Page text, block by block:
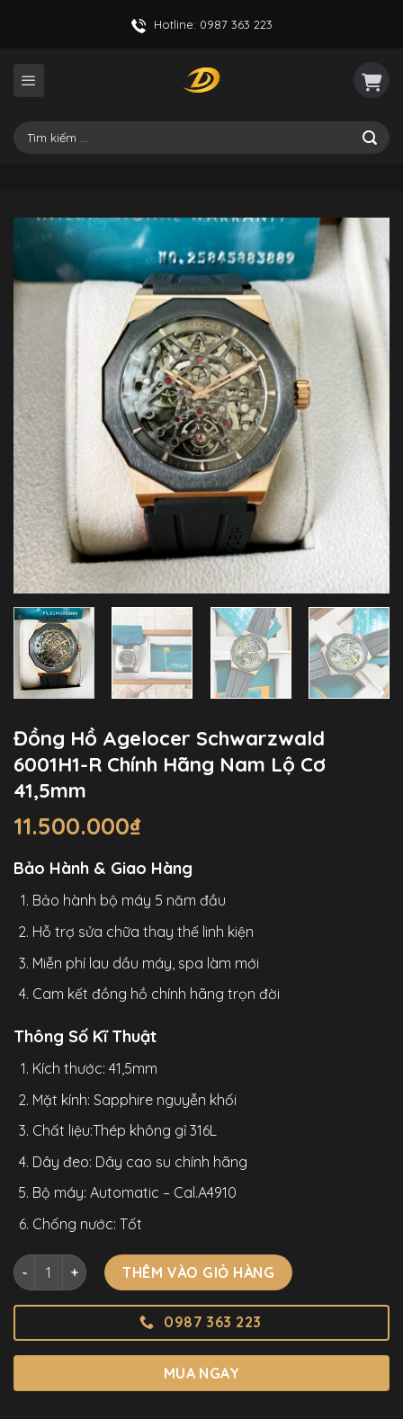
Hotline: 0987 363 223
Tìm
kiếm:
Đồng Hồ Agelocer Schwarzwald
6001H1-R Chính Hãng Nam Lộ Cơ
41,5mm
11.500.000₫
Bảo Hành & Giao Hàng
Bảo hành bộ máy 5 năm đầu
Hỗ trợ sửa chữa thay thế linh kiện
Miễn phí lau dầu máy, spa làm mới
Cam kết đồng hồ chính hãng trọn đời
Thông Số Kĩ Thuật
Kích thước: 41,5mm
Mặt kính: Sapphire nguyễn khối
Chất liệu:Thép không gỉ 316L
Dây đeo: Dây cao su chính hãng
Bộ máy: Automatic – Cal.A4910
Chống nước: Tốt
Đồng Hồ Agelocer Schwarzwald 6001H1-R Chính Hãng Nam
THÊM VÀO GIỎ HÀNG
0987 363 223
MUA NGAY